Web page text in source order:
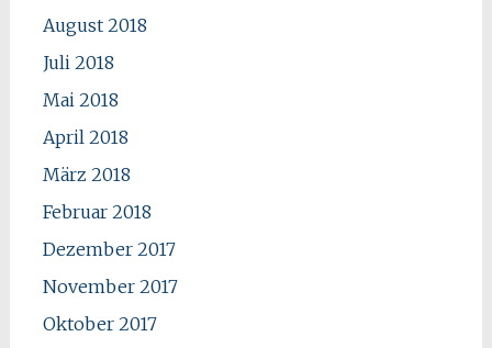
August 2018
Juli 2018
Mai 2018
April 2018
März 2018
Februar 2018
Dezember 2017
November 2017
Oktober 2017